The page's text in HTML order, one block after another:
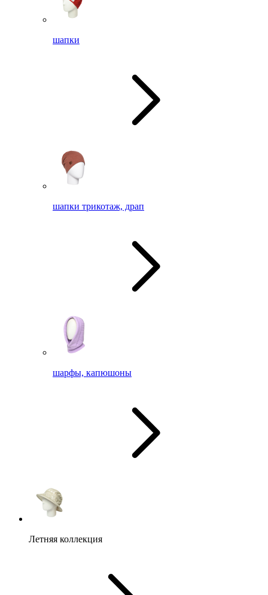
шапки
шапки трикотаж, драп
шарфы, капюшоны
Летняя коллекция